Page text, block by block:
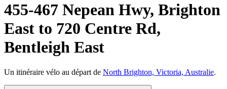
455-467 Nepean Hwy, Brighton
East to 720 Centre Rd,
Bentleigh East
Un itinéraire vélo au départ de North Brighton, Victoria, Australie.